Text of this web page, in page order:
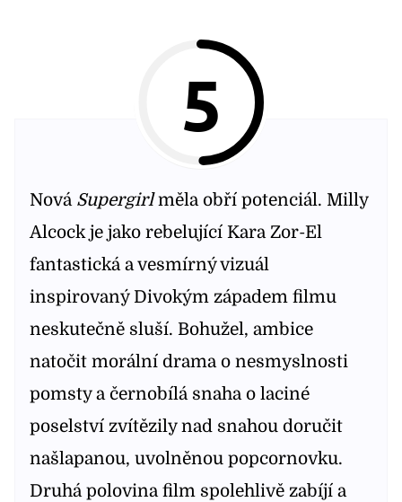
5
Nová Supergirlměla obří potenciál. Milly
Alcock je jako rebelující Kara Zor-El
fantastická a vesmírný vizuál
inspirovaný Divokým západem filmu
neskutečně sluší. Bohužel, ambice
natočit morální drama o nesmyslnosti
pomsty a černobílá snaha o laciné
poselství zvítězily nad snahou doručit
našlapanou, uvolněnou popcornovku.
Druhá polovina film spolehlivě zabíjí a